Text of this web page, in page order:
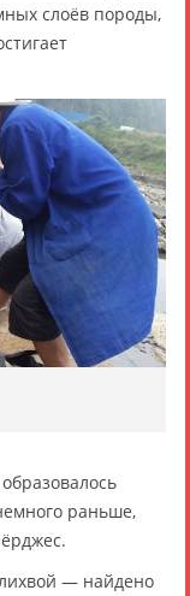
слоёв породы,
раньше,
— найдено